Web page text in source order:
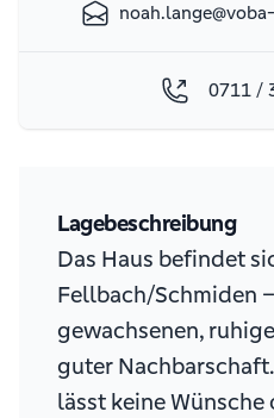
0711 /
Lagebeschreibung
Das Haus befindet
Fellbach/Schmiden
gewachsenen,
guter
lässt keine Wünsche